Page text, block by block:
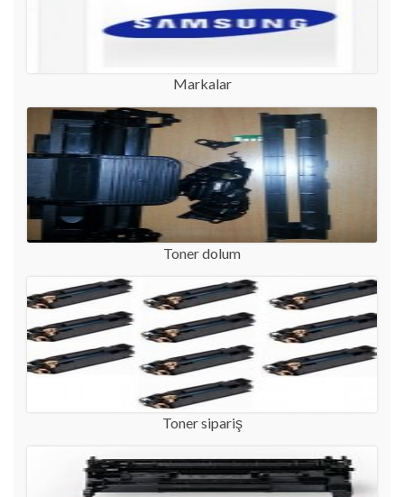
Markalar
Toner dolum
Toner sipariş